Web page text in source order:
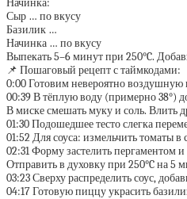
Начинка:
Сыр … по вкусу
Базилик …
Начинка … по вкусу
Выпекать 5–6 минут при 250°C.
📌 Пошаговый рецепт с таймкодами:
0:00 Готовим невероятно воздушную
00:39 В тёплую воду (примерно 38°)
В миске смешать муку и соль. Влить
01:30 Подошедшее тесто слегка
01:52 Для соуса: измельчить томаты
02:31 Форму застелить пергаментом
Отправить в духовку при 250°C на 5
03:23 Сверху распределить соус,
04:17 Готовую пиццу украсить